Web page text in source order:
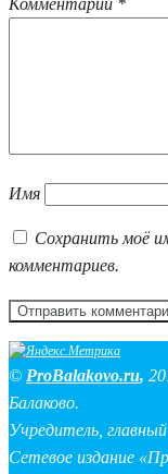
Имя
Сохранить моё
комментариев.
© ProBalakovo.ru,
Балаково.
Учредитель,
Сетевое издание